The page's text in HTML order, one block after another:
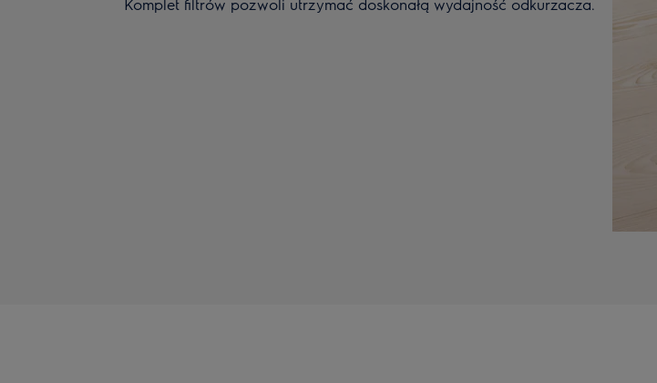
Komplet filtrów pozwoli utrzymać doskonałą wydajność odkurzacza.